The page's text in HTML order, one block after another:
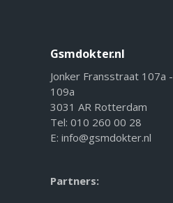
Gsmdokter.nl
Jonker Fransstraat 107a -
109a
3031 AR Rotterdam
Tel: 010 260 00 28
E: info@gsmdokter.nl
Partners: